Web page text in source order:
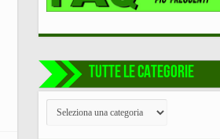
TUTTE LE CATEGORIE
TUTTE
CATEGORIE